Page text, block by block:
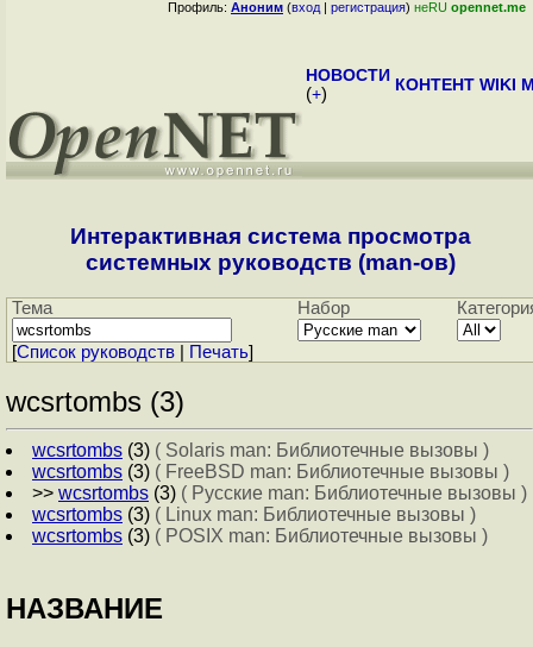
Профиль: Аноним (вход | регистрация) неRU opennet.me
НОВОСТИ
(+) КОНТЕНТ WIKI
Интерактивная система просмотра
системных руководств (man-ов)
Тема Набор
[Cписок руководств Печать]
wcsrtombs (3)
wcsrtombs (3) ( Solaris man: Библиотечные вызовы )
wcsrtombs (3) ( FreeBSD man: Библиотечные вызовы )
>> wcsrtombs (3) ( Русские man: Библиотечные вызовы )
wcsrtombs (3) ( Linux man: Библиотечные вызовы )
wcsrtombs (3) ( POSIX man: Библиотечные вызовы )
НАЗВАНИЕ